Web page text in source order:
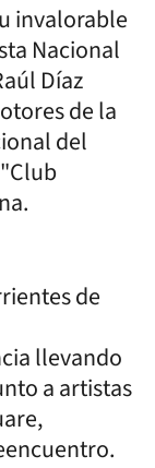
invalorable
Nacional
Díaz
de la
del
de
llevando
a artistas